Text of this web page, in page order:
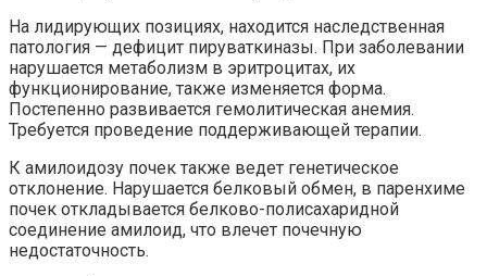
На лидирующих позициях, находится наследственная
патология — дефицит пируваткиназы. При заболевании
нарушается метаболизм в эритроцитах, их
функционирование, также изменяется форма.
Постепенно развивается гемолитическая анемия.
Требуется проведение поддерживающей терапии.
К амилоидозу почек также ведет генетическое
отклонение. Нарушается белковый обмен, в паренхиме
почек откладывается белково-полисахаридной
соединение амилоид, что влечет почечную
недостаточность.